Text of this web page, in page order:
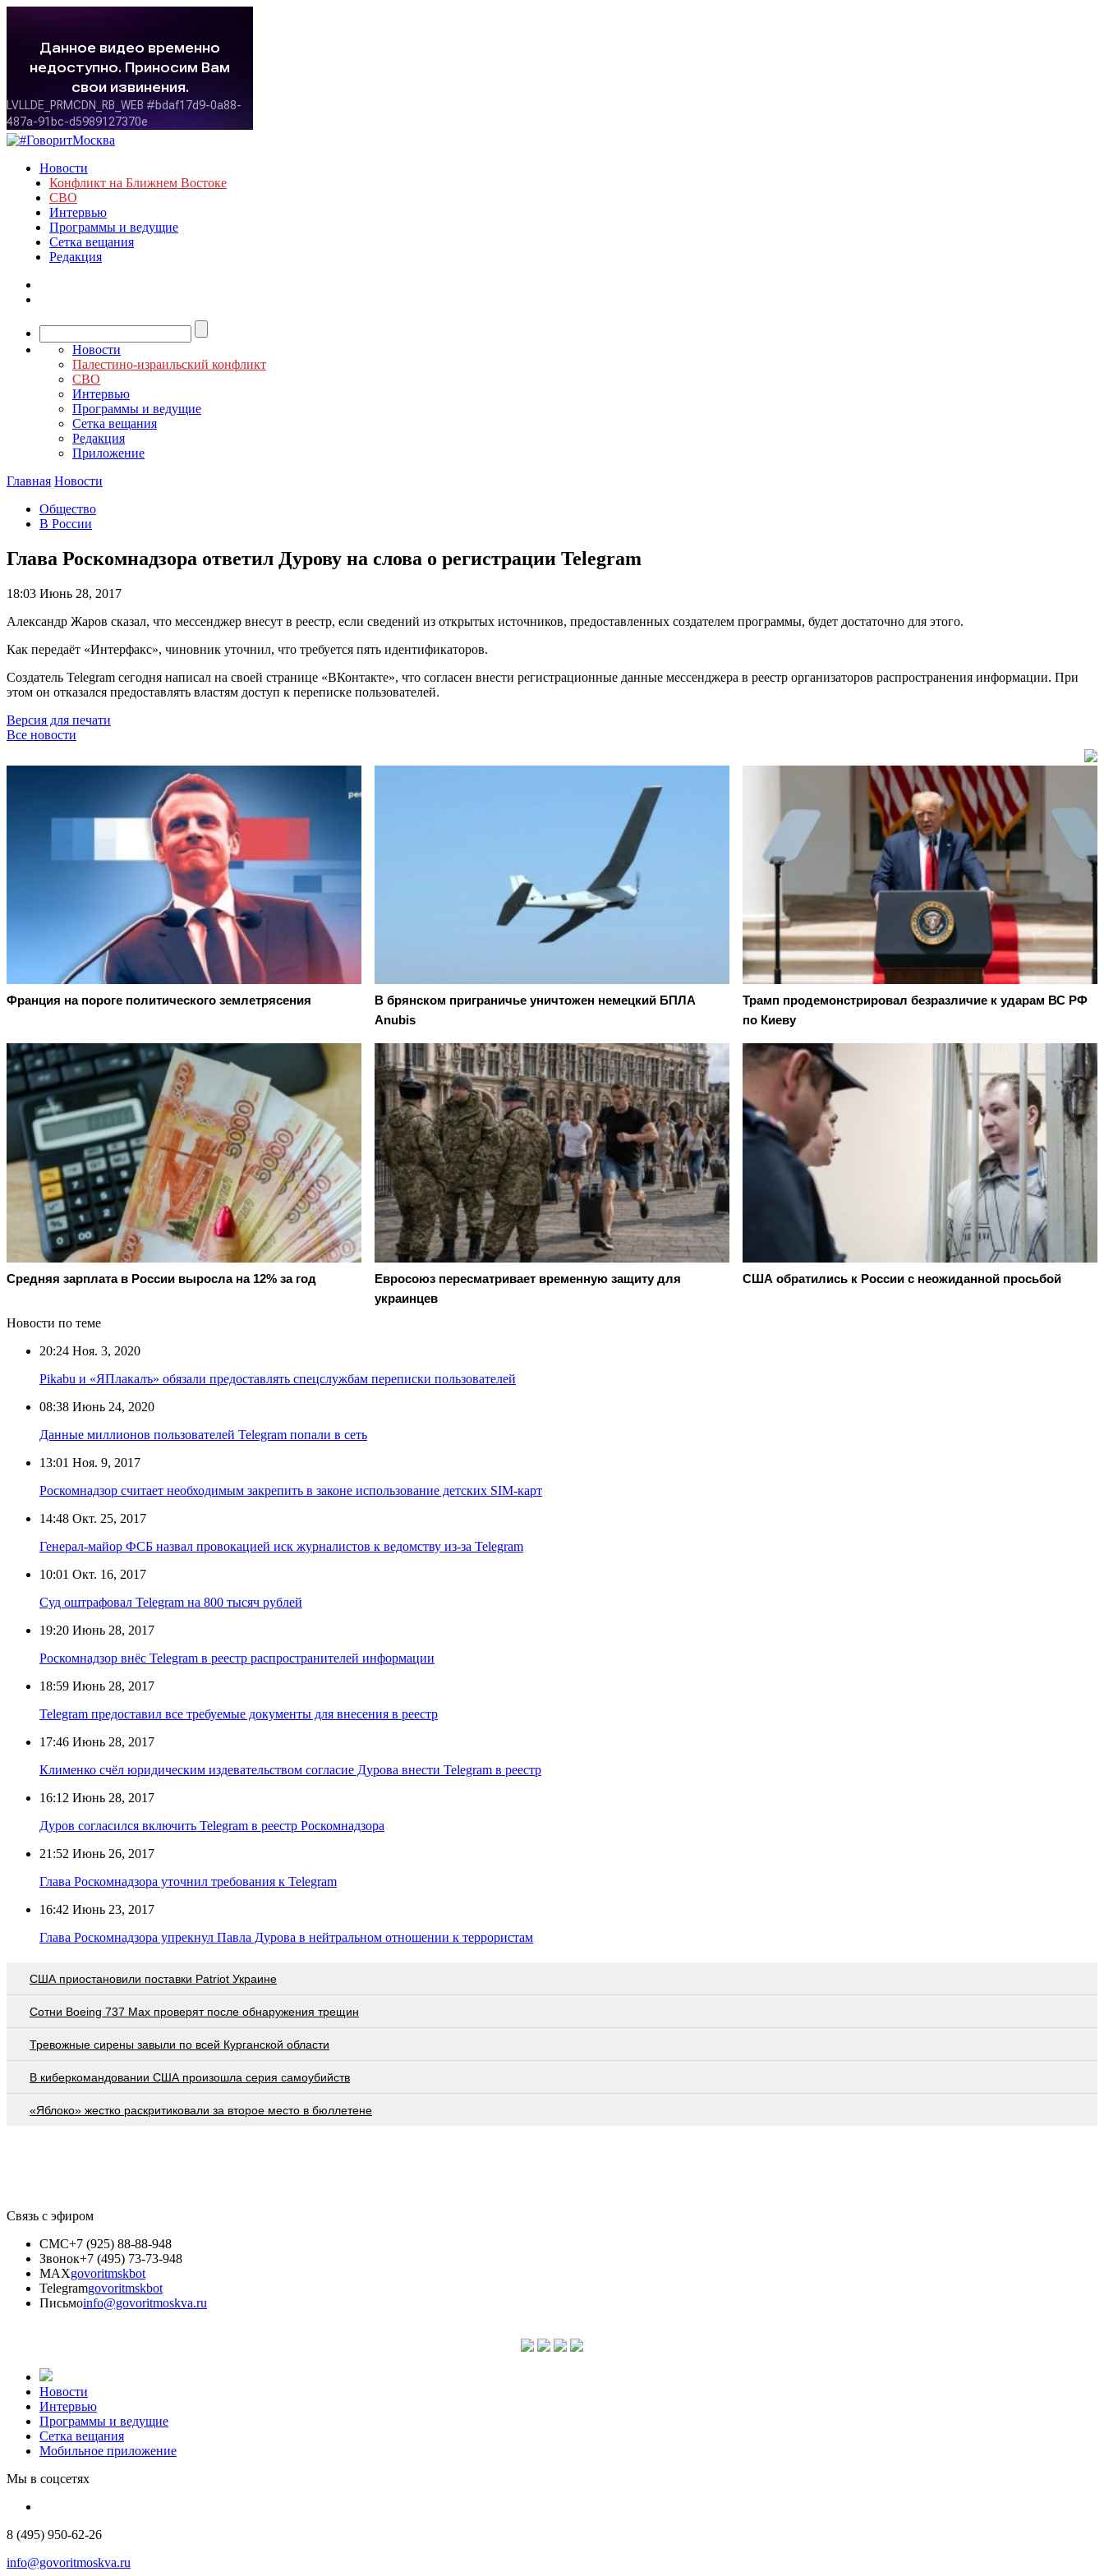
Новости
Конфликт на Ближнем Востоке
СВО
Интервью
Программы и ведущие
Сетка вещания
Редакция
Новости
Палестино-израильский конфликт
СВО
Интервью
Программы и ведущие
Сетка вещания
Редакция
Приложение
Главная Новости
Общество
В России
Глава Роскомнадзора ответил Дурову на слова о регистрации Telegram
18:03 Июнь 28, 2017
Александр Жаров сказал, что мессенджер внесут в реестр, если сведений из открытых источников, предоставленных создателем программы, будет достаточно для этого.
Как передаёт «Интерфакс», чиновник уточнил, что требуется пять идентификаторов.
Создатель Telegram сегодня написал на своей странице «ВКонтакте», что согласен внести регистрационные данные мессенджера в реестр организаторов распространения информации. При
этом он отказался предоставлять властям доступ к переписке пользователей.
Версия для печати
Все новости
Франция на пороге политического землетрясения
В брянском приграничье уничтожен немецкий БПЛА
Anubis
Трамп продемонстрировал безразличие к ударам ВС РФ
по Киеву
Средняя зарплата в России выросла на 12% за год
Евросоюз пересматривает временную защиту для
украинцев
США обратились к России с неожиданной просьбой
Новости по теме
20:24 Ноя. 3, 2020
Pikabu и «ЯПлакалъ» обязали предоставлять спецслужбам переписки пользователей
08:38 Июнь 24, 2020
Данные миллионов пользователей Telegram попали в сеть
13:01 Ноя. 9, 2017
Роскомнадзор считает необходимым закрепить в законе использование детских SIM-карт
14:48 Окт. 25, 2017
Генерал-майор ФСБ назвал провокацией иск журналистов к ведомству из-за Telegram
10:01 Окт. 16, 2017
Суд оштрафовал Telegram на 800 тысяч рублей
19:20 Июнь 28, 2017
Роскомнадзор внёс Telegram в реестр распространителей информации
18:59 Июнь 28, 2017
Telegram предоставил все требуемые документы для внесения в реестр
17:46 Июнь 28, 2017
Клименко счёл юридическим издевательством согласие Дурова внести Telegram в реестр
16:12 Июнь 28, 2017
Дуров согласился включить Telegram в реестр Роскомнадзора
21:52 Июнь 26, 2017
Глава Роскомнадзора уточнил требования к Telegram
16:42 Июнь 23, 2017
Глава Роскомнадзора упрекнул Павла Дурова в нейтральном отношении к террористам
США приостановили поставки Patriot Украине
Сотни Boeing 737 Max проверят после обнаружения трещин
Тревожные сирены завыли по всей Курганской области
В киберкомандовании США произошла серия самоубийств
«Яблоко» жестко раскритиковали за второе место в бюллетене
Связь с эфиром
СМС+7 (925) 88-88-948
Звонок+7 (495) 73-73-948
MAXgovoritmskbot
Telegramgovoritmskbot
Письмоinfo@govoritmoskva.ru
Новости
Интервью
Программы и ведущие
Сетка вещания
Мобильное приложение
Мы в соцсетях
8 (495) 950-62-26
info@govoritmoskva.ru